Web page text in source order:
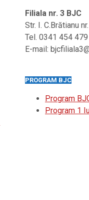
Filiala nr. 3 BJC
Str. I. C.Brătianu
Tel. 0341 454 479
E-mail:
PROGRAM BJC
Program
Program 1